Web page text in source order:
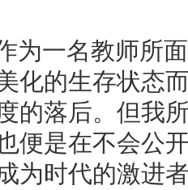
为一名教师所
化的生存状态
的落后。但我
便是在不会公
为时代的激进